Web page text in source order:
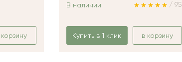
корзину
/ 95
В наличии
Купить в 1 клик в корзину